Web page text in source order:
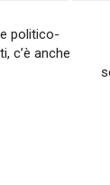
politico-
c’è anche